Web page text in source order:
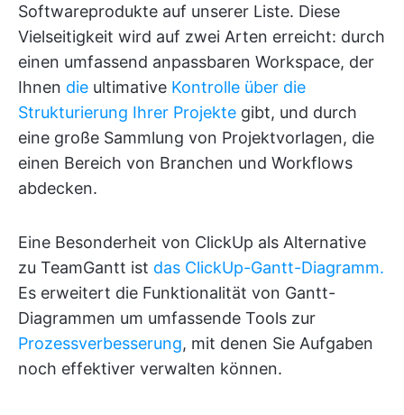
Softwareprodukte auf unserer Liste. Diese
Vielseitigkeit wird auf zwei Arten erreicht: durch
einen umfassend anpassbaren Workspace, der
Ihnen die ultimative Kontrolle über die
Strukturierung Ihrer Projekte gibt, und durch
eine große Sammlung von Projektvorlagen, die
einen Bereich von Branchen und Workflows
abdecken.
Eine Besonderheit von ClickUp als Alternative
zu TeamGantt ist das ClickUp-Gantt-Diagramm.
Es erweitert die Funktionalität von Gantt-
Diagrammen um umfassende Tools zur
Prozessverbesserung, mit denen Sie Aufgaben
noch effektiver verwalten können.